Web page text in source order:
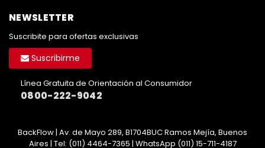
NEWSLETTER
Suscribite para ofertas exclusivas
Suscribirme
Línea Gratuita de Orientación al Consumidor
0800-222-9042
BackFlow | Av. de Mayo 289, B1704BUC Ramos Mejía, Buenos
Aires | Tel: (011) 4464-7365 | WhatsApp (011) 15-711-4187